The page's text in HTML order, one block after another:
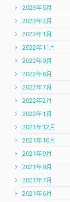
2023年5月
2023年3月
2023年1月
2022年11月
2022年9月
2022年8月
2022年7月
2022年2月
2022年1月
2021年12月
2021年10月
2021年9月
2021年8月
2021年7月
2021年6月